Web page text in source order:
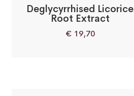
Deglycyrrhised Licorice
Root Extract
€ 19,70